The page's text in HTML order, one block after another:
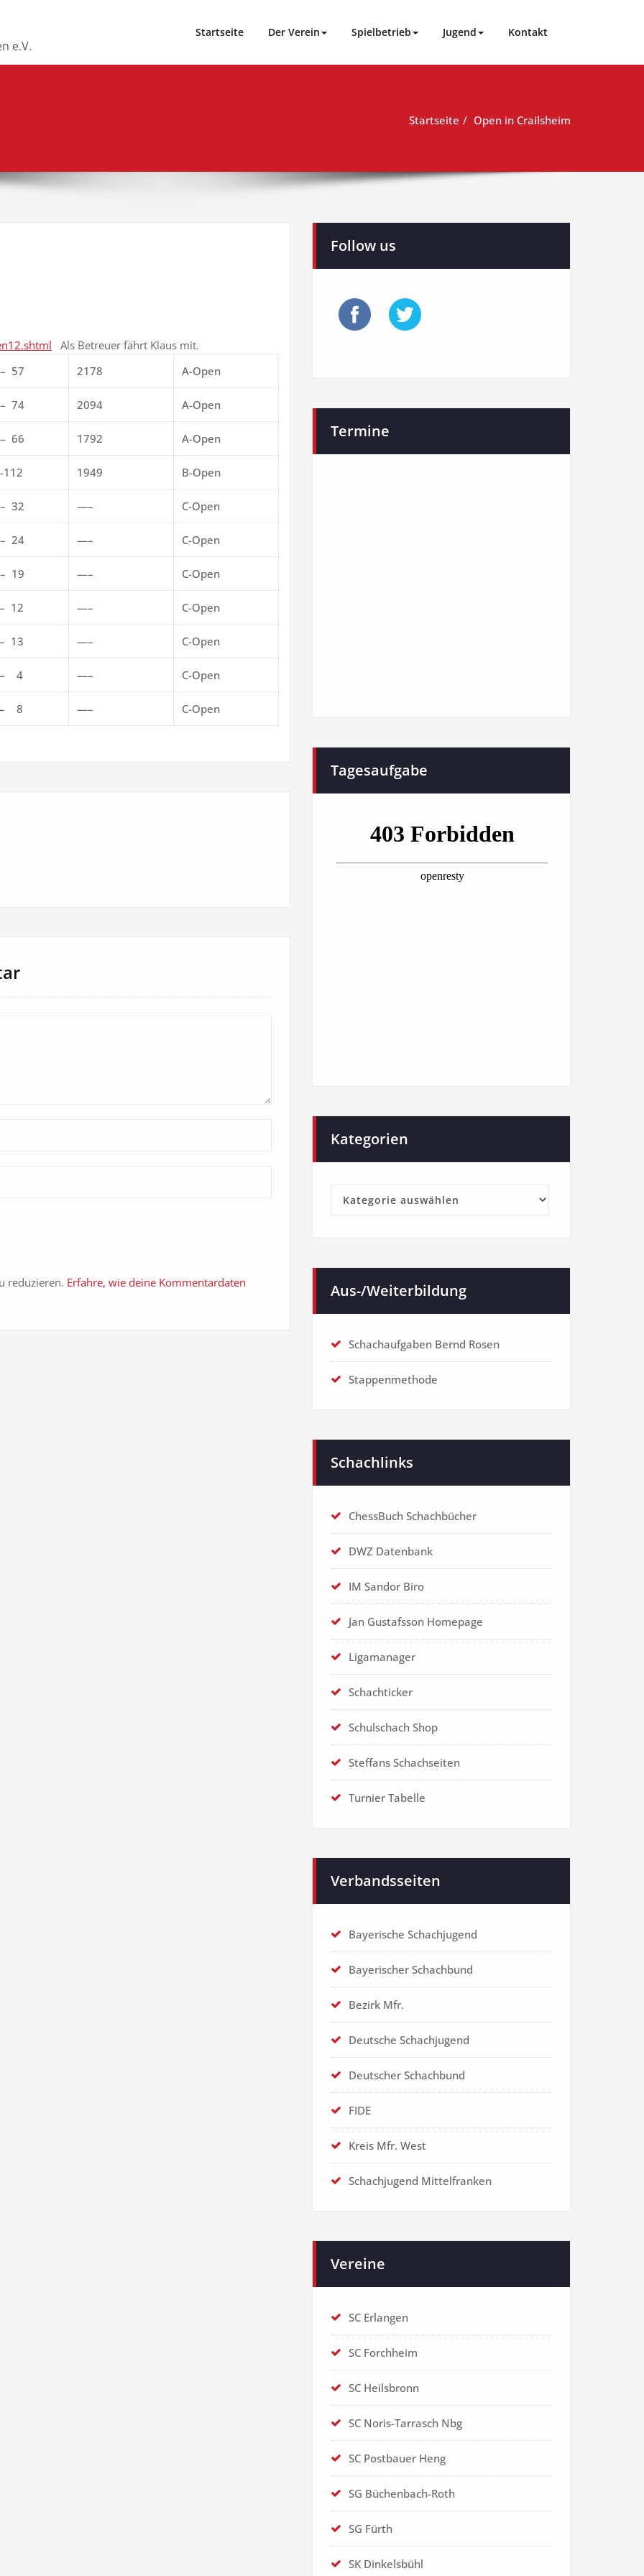
e.V.
Startseite Der Verein Spielbetrieb Jugend Kontakt
Startseite Open in Crailsheim
Als Betreuer fährt Klaus mit.
57 2178 A-Open
74 2094 A-Open
66 1792 A-Open
112 1949 B-Open
32 —– C-Open
24 —– C-Open
19 —– C-Open
12 —– C-Open
13 —– C-Open
– 4 —– C-Open
– 8 —– C-Open
reduzieren. Erfahre, wie deine Kommentardaten
Follow us
Termine
Tagesaufgabe
Kategorien
Kategorien
Aus-/Weiterbildung
Schachaufgaben Bernd Rosen
Stappenmethode
Schachlinks
ChessBuch Schachbücher
DWZ Datenbank
IM Sandor Biro
Jan Gustafsson Homepage
Ligamanager
Schachticker
Schulschach Shop
Steffans Schachseiten
Turnier Tabelle
Verbandsseiten
Bayerische Schachjugend
Bayerischer Schachbund
Bezirk Mfr.
Deutsche Schachjugend
Deutscher Schachbund
FIDE
Kreis Mfr. West
Schachjugend Mittelfranken
Vereine
SC Erlangen
SC Forchheim
SC Heilsbronn
SC Noris-Tarrasch Nbg
SC Postbauer Heng
SG Büchenbach-Roth
SG Fürth
SK Dinkelsbühl